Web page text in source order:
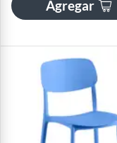
Agregar